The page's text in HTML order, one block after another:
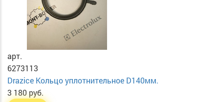
арт.
6273113
Drazice Кольцо уплотнительное D140мм.
3 180 руб.